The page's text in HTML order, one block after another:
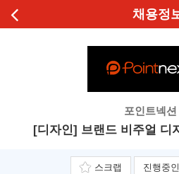
채용정
포인트넥션
[디자인] 브랜드 비주얼 디
스크랩 진행중